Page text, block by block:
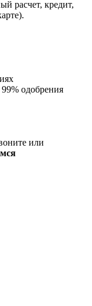
расчет, кредит,
одобрения
или